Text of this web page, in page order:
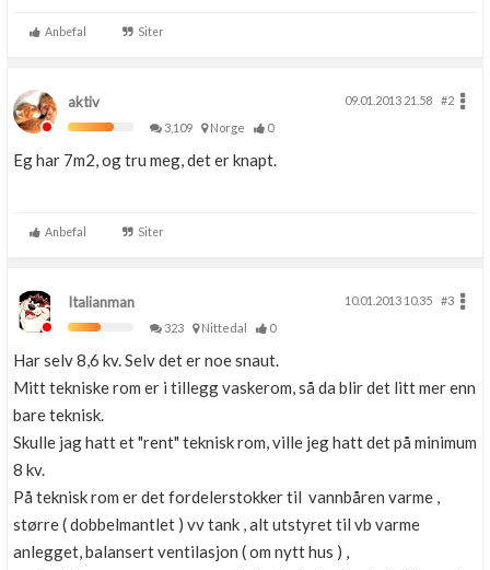
Anbefal Siter
aktiv 09.01.2013 21.58
#2
3,109
Norge 0
Eg har 7m2, og tru meg, det er knapt.
Anbefal Siter
Italianman 10.01.2013 10.35
#3
323
Nittedal 0
Har selv 8,6 kv. Selv det er noe snaut.
Mitt tekniske rom er i tillegg vaskerom, så da blir det litt mer enn
bare teknisk.
Skulle jag hatt et "rent" teknisk rom, ville jeg hatt det på minimum
8 kv.
På teknisk rom er det fordelerstokker til vannbåren varme ,
større ( dobbelmantlet ) vv tank , alt utstyret til vb varme
anlegget, balansert ventilasjon ( om nytt hus ) ,